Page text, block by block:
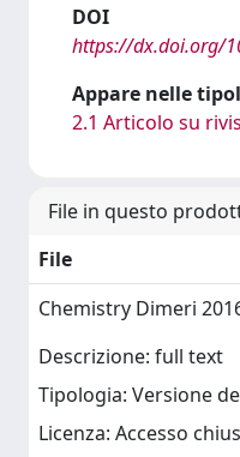
DOI
https://dx.doi.org/
Appare nelle
2.1 Articolo su
File in questo
File
Chemistry Dimeri
Descrizione: full text
Tipologia: Versione
Licenza: Accesso